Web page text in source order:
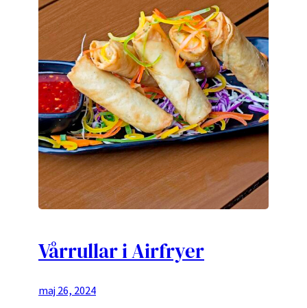
Vårrullar i Airfryer
maj 26, 2024